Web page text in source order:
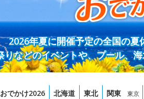
2026年夏に開催予定の全国の
りなどのイベントや、プール、
でかけ2026 北海道 東北 関東 東京